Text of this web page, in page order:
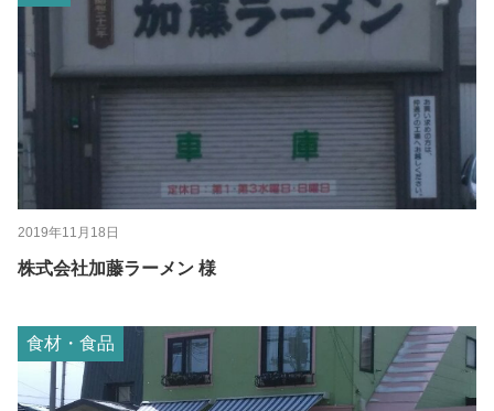
2019年11月18日
株式会社加藤ラーメン 様
食材・食品